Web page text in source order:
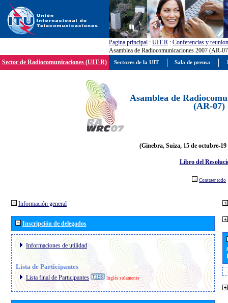
Pagína principal : UIT-R : Conferencias y
Asamblea de Radiocomunicaciones 2007 (AR-
Sector de Radiocomunicaciones (UIT-R)
Asamblea de
(AR-07)
(Ginebra, Suiza, 15 de octubre-19
Libro del
Contraer todo
Información general
Inscripción de delegados
Informaciones de utilidad
Lista de Participantes
Lista final de Participantes Inglés solamente
Sectores de la UIT Sala de prensa